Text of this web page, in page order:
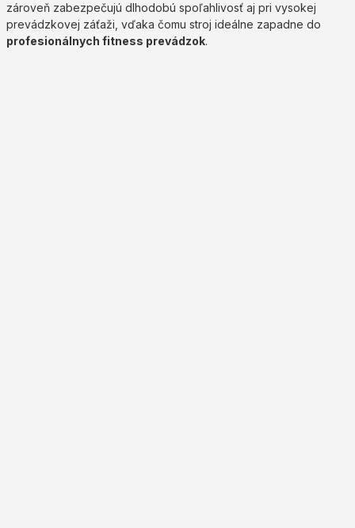
zároveň zabezpečujú dlhodobú spoľahlivosť aj pri vysokej
prevádzkovej záťaži, vďaka čomu stroj ideálne zapadne do
profesionálnych fitness prevádzok.